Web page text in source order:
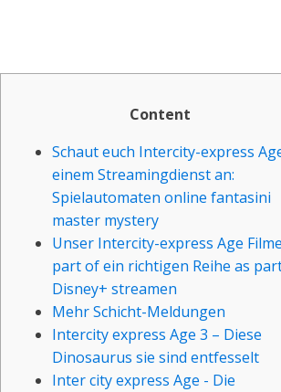
Content
Schaut euch Intercity-express
einem Streamingdienst an:
Spielautomaten online fantasini
master mystery
Unser Intercity-express Age
part of ein richtigen Reihe as
Disney+ streamen
Mehr Schicht-Meldungen
Intercity express Age 3 – Diese
Dinosaurus sie sind entfesselt
Inter city express Age - Die